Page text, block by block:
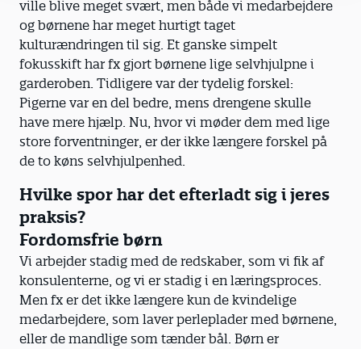
ville blive meget svært, men både vi medarbejdere
og børnene har meget hurtigt taget
kulturændringen til sig. Et ganske simpelt
fokusskift har fx gjort børnene lige selvhjulpne i
garderoben. Tidligere var der tydelig forskel:
Pigerne var en del bedre, mens drengene skulle
have mere hjælp. Nu, hvor vi møder dem med lige
store forventninger, er der ikke længere forskel på
de to køns selvhjulpenhed.
Hvilke spor har det efterladt sig i jeres
praksis?
Fordomsfrie børn
Vi arbejder stadig med de redskaber, som vi fik af
konsulenterne, og vi er stadig i en læringsproces.
Men fx er det ikke længere kun de kvindelige
medarbejdere, som laver perleplader med børnene,
eller de mandlige som tænder bål. Børn er